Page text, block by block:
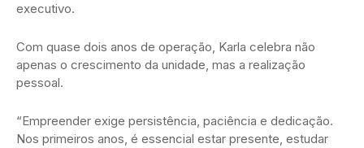
executivo.
Com quase dois anos de operação, Karla celebra não
apenas o crescimento da unidade, mas a realização
pessoal.
“Empreender exige persistência, paciência e dedicação.
Nos primeiros anos, é essencial estar presente, estudar